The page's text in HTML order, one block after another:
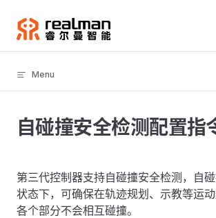
Skip to content
Menu
自碰撞安全检测配置指
第三代控制器支持自碰撞安全检测，自
状态下，可确保在轨迹规划、示教等运
各个部分不会相互碰撞。